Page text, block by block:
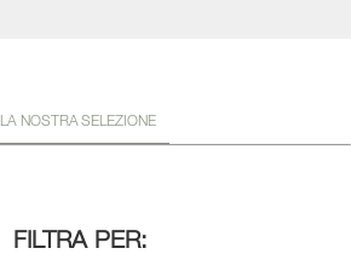
LA NOSTRA SELEZIONE
FILTRA PER: